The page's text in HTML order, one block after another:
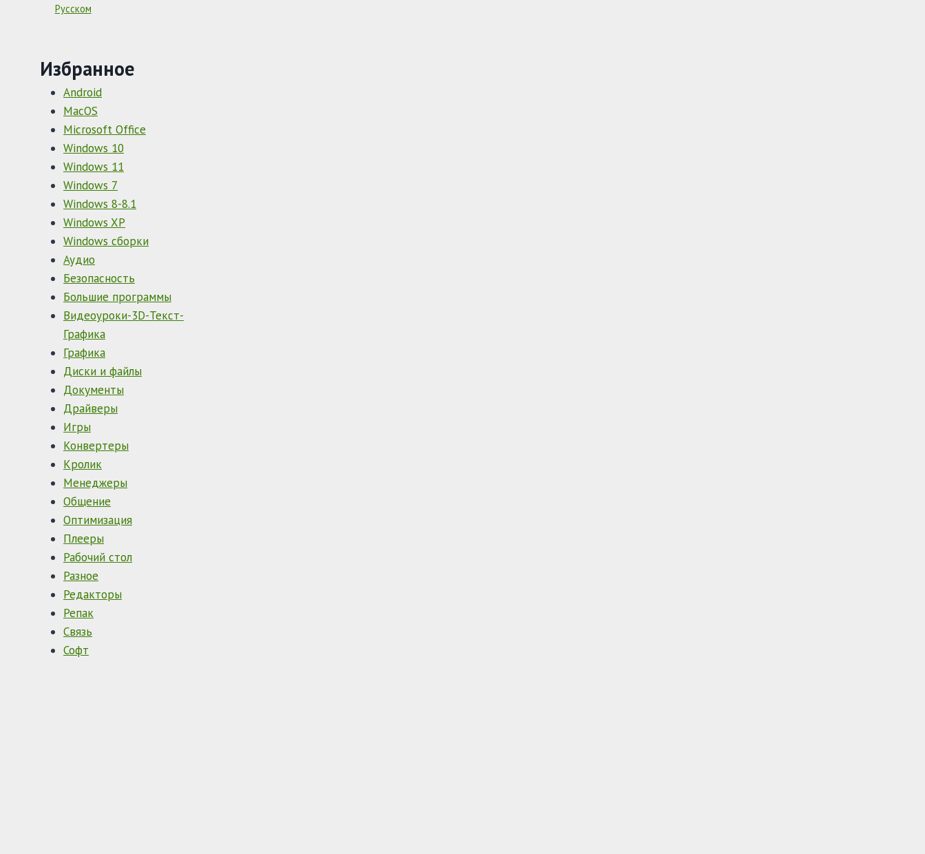
Русском
Избранное
Android
MacOS
Microsoft Office
Windows 10
Windows 11
Windows 7
Windows 8-8.1
Windows XP
Windows сборки
Аудио
Безопасность
Большие программы
Видеоуроки-3D-Текст-
Графика
Графика
Диски и файлы
Документы
Драйверы
Игры
Конвертеры
Кролик
Менеджеры
Общение
Оптимизация
Плееры
Рабочий стол
Разное
Редакторы
Репак
Связь
Софт